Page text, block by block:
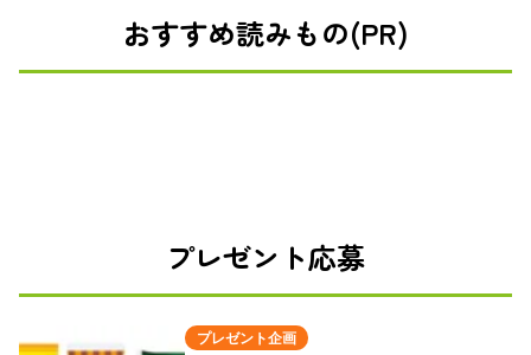
おすすめ読みもの(PR)
プレゼント応募
プレゼント企画